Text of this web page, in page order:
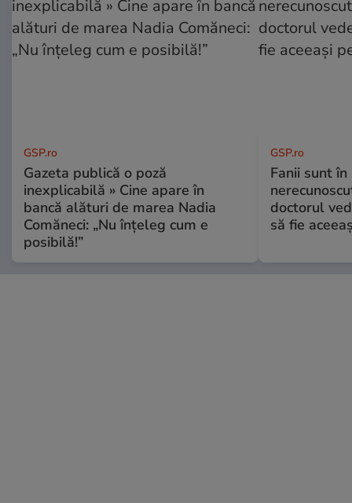
GSP.ro
Gazeta publică o poză
inexplicabilă » Cine apare în
bancă alături de marea Nadia
Comăneci: „Nu înțeleg cum e
posibilă!”
GSP.ro
Fanii sunt în
doctorul
să fie